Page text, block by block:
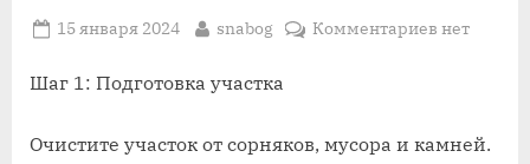
Posted
15 января 2024 By
snabog Комментариевкнет
Шаг 1: Подготовка участка
Очистите участок от сорняков, мусора и камней.